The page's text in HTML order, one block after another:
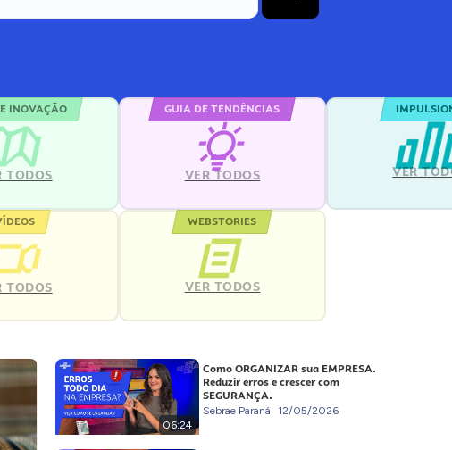
INOVAÇÃO
TODOS
GUIA DE TENDÊNCIAS
VER TODOS VER
TODOS
WEBSTORIES
VER TODOS
06:24
Como ORGANIZAR sua EMPRESA.
Reduzir erros e crescer com
SEGURANÇA.
Sebrae Paraná 12/05/2026